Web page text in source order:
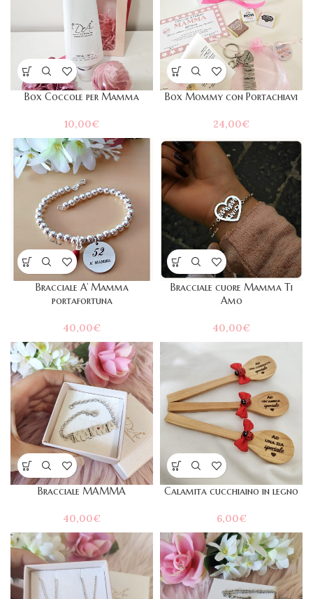
Box Coccole per Mamma
10,00€
Box Mommy con Portachiavi
24,00€
Bracciale A’ Mamma
portafortuna
40,00€
Bracciale cuore Mamma Ti
Amo
40,00€
Bracciale MAMMA
40,00€
Calamita cucchiaino in legno
6,00€